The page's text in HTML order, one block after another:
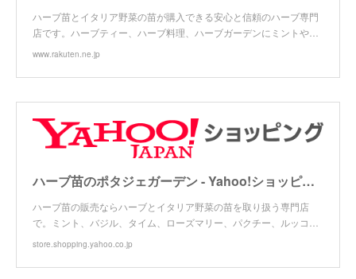
ハーブ苗とイタリア野菜の苗が購入できる安心と信頼のハーブ専門
店です。ハーブティー、ハーブ料理、ハーブガーデンにミントや…
www.rakuten.ne.jp
ハーブ苗のポタジェガーデン - Yahoo!ショッピング
ハーブ苗の販売ならハーブとイタリア野菜の苗を取り扱う専門店
で。ミント、バジル、タイム、ローズマリー、パクチー、ルッコ…
store.shopping.yahoo.co.jp